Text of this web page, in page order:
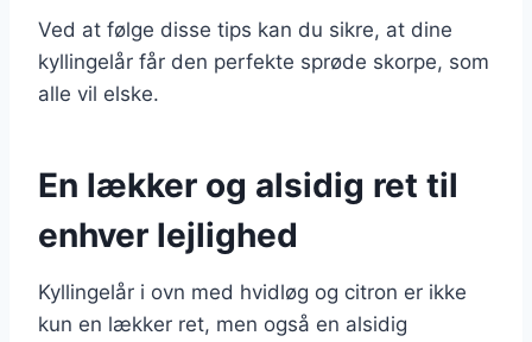
Ved at følge disse tips kan du sikre, at dine
kyllingelår får den perfekte sprøde skorpe, som
alle vil elske.
En lækker og alsidig ret til
enhver lejlighed
Kyllingelår i ovn med hvidløg og citron er ikke
kun en lækker ret, men også en alsidig